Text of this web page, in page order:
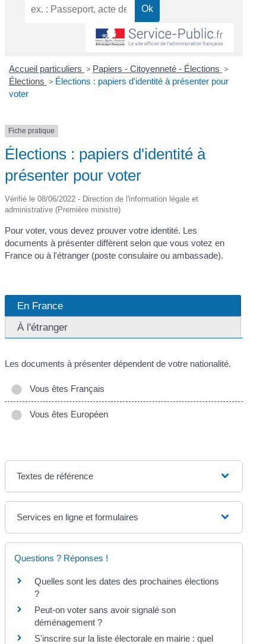
Accueil particuliers > Papiers - Citoyenneté - Élections >
Élections > Élections : papiers d'identité à présenter pour
voter
Fiche pratique
Élections : papiers d'identité à
présenter pour voter
Vérifié le 08/06/2022 - Direction de l'information légale et
administrative (Première ministre)
Pour voter, vous devez prouver votre identité. Les
documents à présenter diffèrent selon que vous votez en
France ou à l'étranger (poste consulaire ou ambassade).
En France
À l'étranger
Les documents à présenter dépendent de votre nationalité.
Vous êtes Français
Vous êtes Européen
Textes de référence
Services en ligne et formulaires
Questions ? Réponses !
Quelles sont les dates des prochaines élections
?
Peut-on voter sans avoir signalé son
déménagement ?
S'inscrire sur la liste électorale en mairie : quel